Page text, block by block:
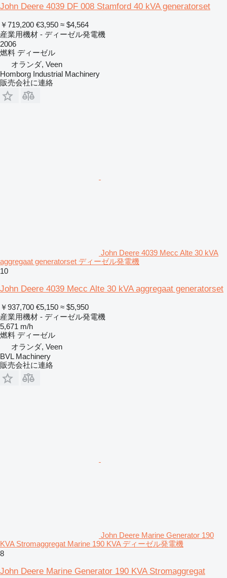
John Deere 4039 DF 008 Stamford 40 kVA generatorset
￥719,200 €3,950 ≈ $4,564
産業用機材 - ディーゼル発電機
2006
燃料 ディーゼル
オランダ, Veen
Homborg Industrial Machinery
販売会社に連絡
John Deere 4039 Mecc Alte 30 kVA
aggregaat generatorset ディーゼル発電機
10
John Deere 4039 Mecc Alte 30 kVA aggregaat generatorset
￥937,700 €5,150 ≈ $5,950
産業用機材 - ディーゼル発電機
5,671 m/h
燃料 ディーゼル
オランダ, Veen
BVL Machinery
販売会社に連絡
John Deere Marine Generator 190
KVA Stromaggregat Marine 190 KVA ディーゼル発電機
8
John Deere Marine Generator 190 KVA Stromaggregat